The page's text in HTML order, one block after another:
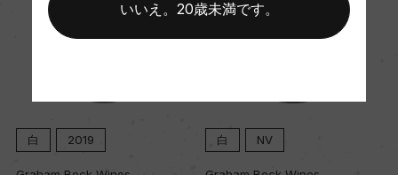
年間生産量
360000
栽培面積
80ha
いいえ。20歳未満です。